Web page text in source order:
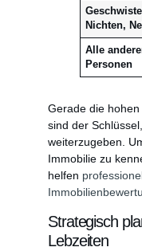
Nichten,
Alle
Personen
Gerade die
sind der
weiterzugeben.
Immobilie zu
helfen
Strategisch
Lebzeiten